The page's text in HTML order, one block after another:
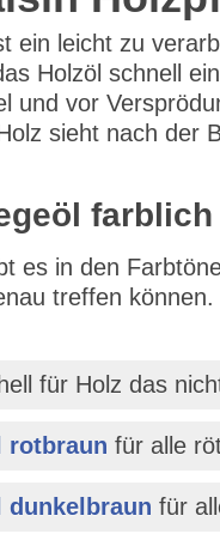
ein leicht zu
Holzöl schnell
und vor
sieht nach der
es in den
treffen
für Holz das
rotbraun für alle
dunkelbraun für